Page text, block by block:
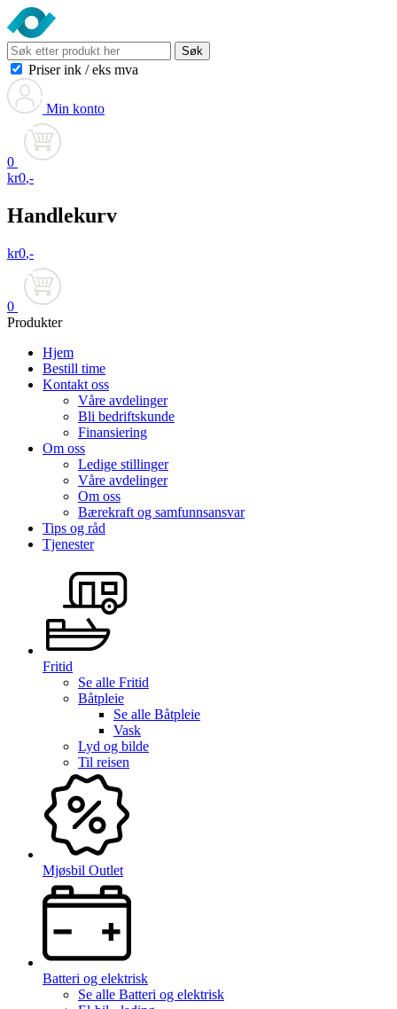
Søk
Priser ink / eks mva
Min konto
0
kr0,-
Handlekurv
kr0,-
0
Produkter
Hjem
Bestill time
Kontakt oss
Våre avdelinger
Bli bedriftskunde
Finansiering
Om oss
Ledige stillinger
Våre avdelinger
Om oss
Bærekraft og samfunnsansvar
Tips og råd
Tjenester
Fritid
Se alle Fritid
Båtpleie
Se alle Båtpleie
Vask
Lyd og bilde
Til reisen
Mjøsbil Outlet
Batteri og elektrisk
Se alle Batteri og elektrisk